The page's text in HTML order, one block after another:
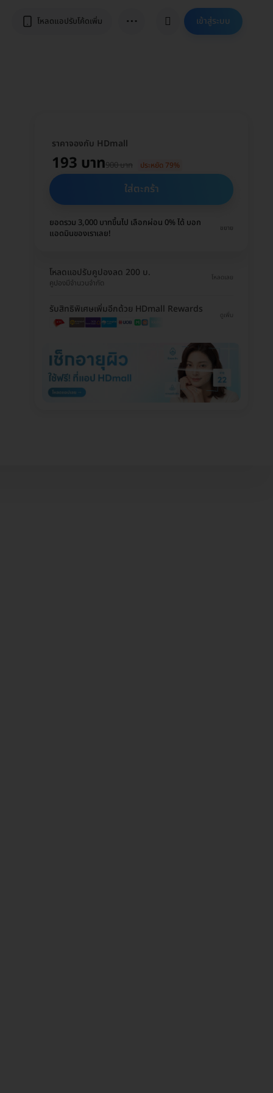
โหลดแอปรับโค้ดเพิ่ม ⋯ เข้าสู่ระบบ
ราคาจองกับ HDmall
193 บาท900 บาท ประหยัด 79%
ใส่ตะกร้า
ยอดรวม 3,000 บาทขึ้นไป เลือกผ่อน 0% ได้ บอก
แอดมินของเราเลย!
ขยาย
โหลดแอปรับคูปองลด 200 บ.
คูปองมีจำนวนจำกัด
โหลดเลย
รับสิทธิพิเศษเพิ่มอีกด้วย HDmall Rewards
ดูเพิ่ม